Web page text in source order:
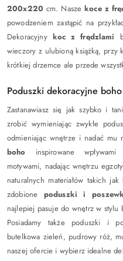
200x220 cm. Naszekoce z
powodzeniem zastąpić na
Dekoracyjny koc z frędzlami
wieczory z ulubioną książką,
krótkiej drzemce ale przede
Poduszki dekoracyjne boho
Zastanawiasz się jak szybko i
zrobić wymieniając zwykłe
odmieniając wnętrze i nadać mu
boho inspirowane
motywami, nadając wnętrzu
naturalnych materiałów takich
zdobione poduszki i
najlepiej pasuje do wnętrz w stylu
Posiadamy także poduszki i
butelkowa zieleń, pudrowy róż,
naszej ofercie i wybierz idealne